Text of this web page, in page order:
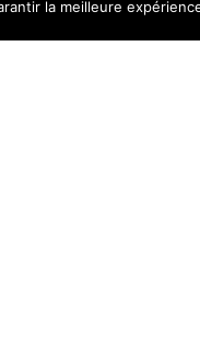
la meilleure